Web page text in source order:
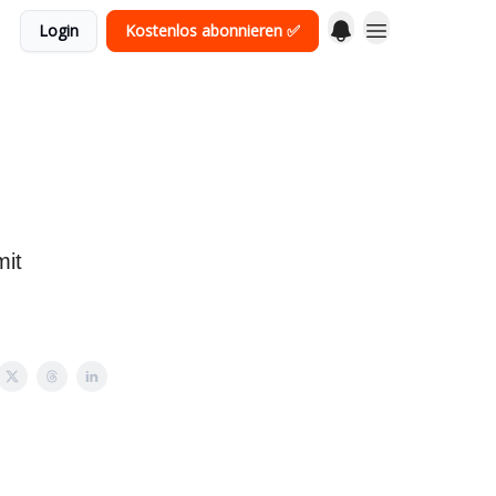
Login Kostenlos abonnieren ✅